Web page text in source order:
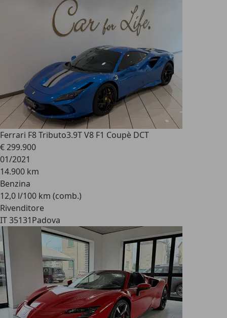
Ferrari F8 Tributo3.9T V8 F1 Coupè DCT
€ 299.900
01/2021
14.900 km
Benzina
12,0 l/100 km (comb.)
Rivenditore
IT 35131Padova